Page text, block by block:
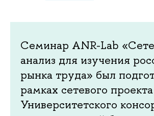
Семинар ANR-Lab
анализ для изучения
рынка труда» был
рамках сетевого
Университетского